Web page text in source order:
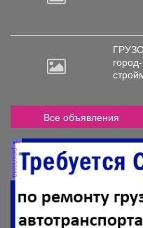
Все объявления
реклама